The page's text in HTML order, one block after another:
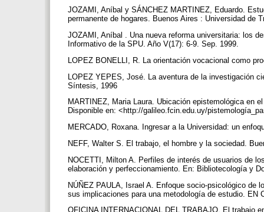
JOZAMI, Aníbal y SÁNCHEZ MARTINEZ, Eduardo.
permanente de hogares. Buenos Aires : Universidad de
JOZAMI, Aníbal . Una nueva reforma universitaria: los
Informativo de la SPU. Año V(17): 6-9. Sep. 1999.
LOPEZ BONELLI, R. La orientación vocacional como
LOPEZ YEPES, José. La aventura de la investigación
Síntesis, 1996
MARTINEZ, Maria Laura. Ubicación epistemológica en
Disponible en: <http://galileo.fcin.edu.uy/
MERCADO, Roxana. Ingresar a la Universidad: un
NEFF, Walter S. El trabajo, el hombre y la sociedad.
NOCETTI, Milton A. Perfiles de interés de usuarios de
elaboración y perfeccionamiento. En: Bibliotecología y
NÚÑEZ PAULA, Israel A. Enfoque socio-psicológico de
sus implicaciones para una metodología de estudio.
OFICINA INTERNACIONAL DEL TRABAJO. El trabajo